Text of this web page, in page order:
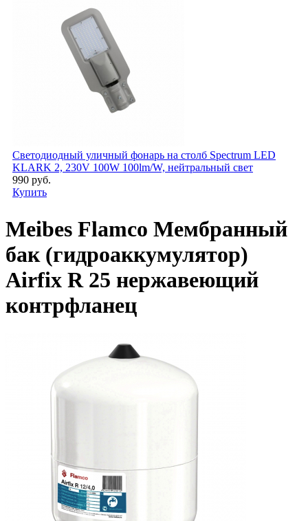
Светодиодный уличный фонарь на столб Spectrum LED
KLARK 2, 230V 100W 100lm/W, нейтральный свет
990 руб.
Купить
Meibes Flamco Мембранный
бак (гидроаккумулятор)
Airfix R 25 нержавеющий
контрфланец